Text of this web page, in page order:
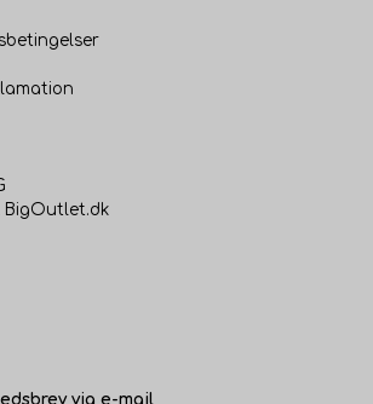
BigOutlet.dk
via e-mail